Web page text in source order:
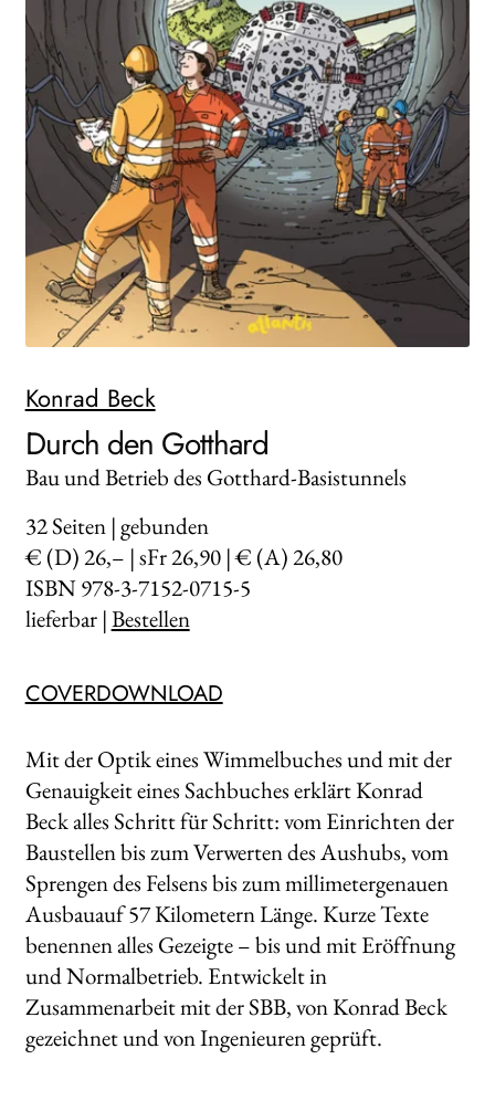
WEITERE VERLAGE
Search:
Konrad Beck
Durch den Gotthard
Bau und Betrieb des Gotthard-Basistunnels
32Seiten | gebunden
€ (D) 26,– | sFr 26,90 | € (A) 26,80
ISBN 978-3-7152-0715-5
lieferbar |Bestellen
COVERDOWNLOAD
Mit der Optik eines Wimmelbuches und mit der
Genauigkeit eines Sachbuches erklärt Konrad
Beck alles Schritt für Schritt: vom Einrichten der
Baustellen bis zum Verwerten des Aushubs, vom
Sprengen des Felsens bis zum millimetergenauen
Ausbauauf 57 Kilometern Länge. Kurze Texte
benennen alles Gezeigte – bis und mit Eröffnung
und Normalbetrieb. Entwickelt in
Zusammenarbeit mit der SBB, von Konrad Beck
gezeichnet und von Ingenieuren geprüft.